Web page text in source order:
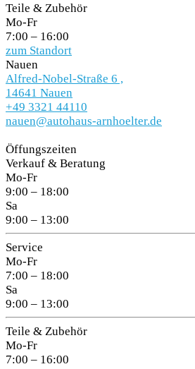
Teile & Zubehör
Mo-Fr
7:00 – 16:00
zum Standort
Nauen
Alfred-Nobel-Straße 6 ,
14641 Nauen
+49 3321 44110
nauen@autohaus-arnhoelter.de
Öffungszeiten
Verkauf & Beratung
Mo-Fr
9:00 – 18:00
Sa
9:00 – 13:00
Service
Mo-Fr
7:00 – 18:00
Sa
9:00 – 13:00
Teile & Zubehör
Mo-Fr
7:00 – 16:00